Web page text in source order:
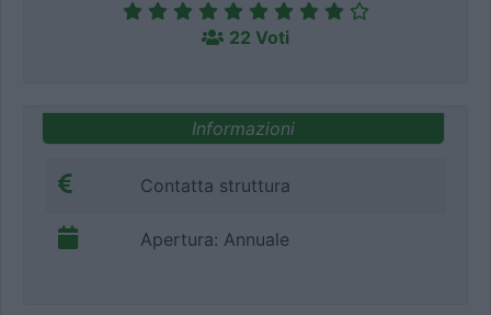
22 Voti
Informazioni
Contatta struttura
Apertura: Annuale